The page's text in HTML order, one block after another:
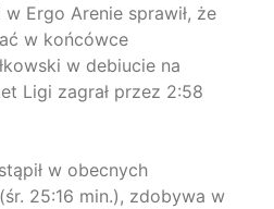
Ergo Arenie sprawił, że
w końcówce
w debiucie na
Ligi zagrał przez 2:58
w obecnych
25:16 min.), zdobywa w